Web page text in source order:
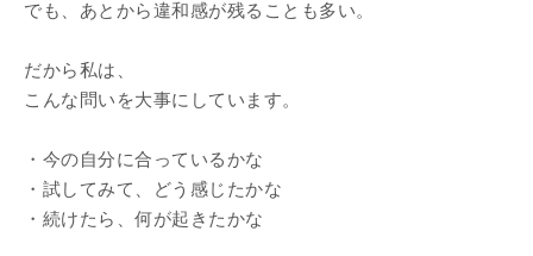
でも、あとから違和感が残ることも多い。
だから私は、
こんな問いを大事にしています。
・今の自分に合っているかな
・試してみて、どう感じたかな
・続けたら、何が起きたかな